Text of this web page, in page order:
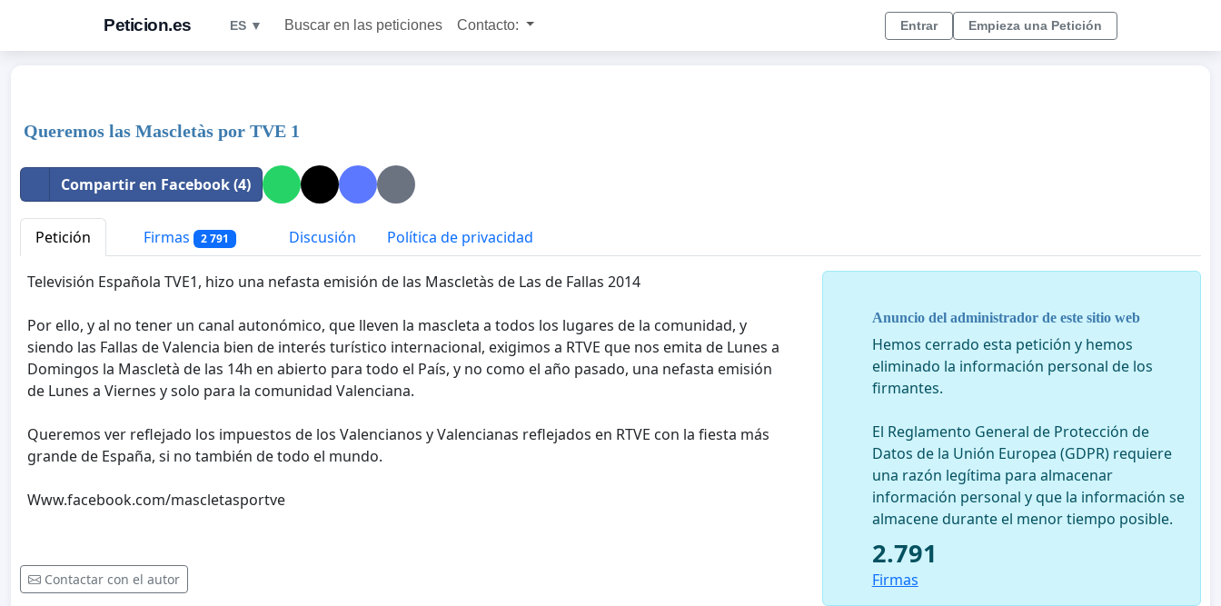
Peticion.es ES ▼ Buscar en las peticiones Contacto: Entrar Empieza una Petición
Queremos las Mascletàs por TVE 1
Compartir en Facebook (4)
Petición Firmas 2 791 Discusión Política de privacidad
Televisión Española TVE1, hizo una nefasta emisión de las Mascletàs de Las de Fallas 2014
Por ello, y al no tener un canal autonómico, que lleven la mascleta a todos los lugares de la comunidad, y
siendo las Fallas de Valencia bien de interés turístico internacional, exigimos a RTVE que nos emita de Lunes a
Domingos la Mascletà de las 14h en abierto para todo el País, y no como el año pasado, una nefasta emisión
de Lunes a Viernes y solo para la comunidad Valenciana.
Queremos ver reflejado los impuestos de los Valencianos y Valencianas reflejados en RTVE con la fiesta más
grande de España, si no también de todo el mundo.
Www.facebook.com/mascletasportve
Contactar con el autor
Anuncio del administrador de este sitio web
Hemos cerrado esta petición y hemos
eliminado la información personal de los
firmantes.
El Reglamento General de Protección de
Datos de la Unión Europea (GDPR) requiere
una razón legítima para almacenar
información personal y que la información se
almacene durante el menor tiempo posible.
2.791
Firmas